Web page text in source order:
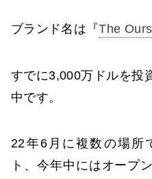
ブランド名は『The Ours
すでに3,000万ドルを投
中です。
22年6月に複数の場所
ト、今年中にはオープ